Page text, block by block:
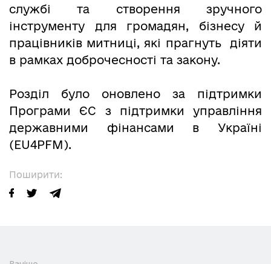
Поширити:
службі та створення зручного
інструменту для громадян, бізнесу й
працівників митниці, які прагнуть діяти
в рамках доброчесності та закону.
Розділ було оновлено за підтримки
Програми ЄС з підтримки управління
державними фінансами в Україні
(EU4PFM).